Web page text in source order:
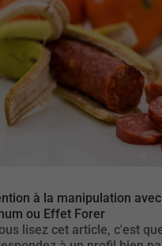
à la manipulation avec
ou Effet Forer
lisez cet article, c'est